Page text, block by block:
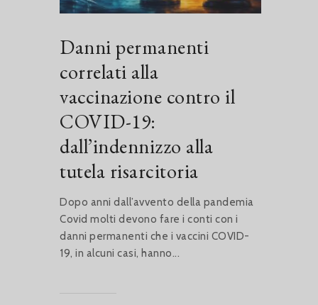
Danni permanenti
correlati alla
vaccinazione contro il
COVID-19:
dall’indennizzo alla
tutela risarcitoria
Dopo anni dall’avvento della pandemia
Covid molti devono fare i conti con i
danni permanenti che i vaccini COVID-
19, in alcuni casi, hanno...